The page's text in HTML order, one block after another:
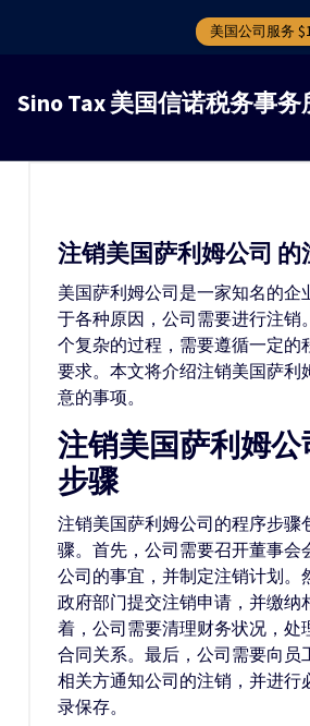
美国公司服务
Sino Tax 美国信诺税务事务
注销美国萨利姆公司 的
美国萨利姆公司是一家知名的企
于各种原因，公司需要进行注销
个复杂的过程，需要遵循一定的
要求。本文将介绍注销美国萨利
意的事项。
注销美国萨利姆
步骤
注销美国萨利姆公司的程序步骤
骤。首先，公司需要召开董事会
公司的事宜，并制定注销计划。
政府部门提交注销申请，并缴纳
着，公司需要清理财务状况，处
合同关系。最后，公司需要向员
相关方通知公司的注销，并进行
录保存。